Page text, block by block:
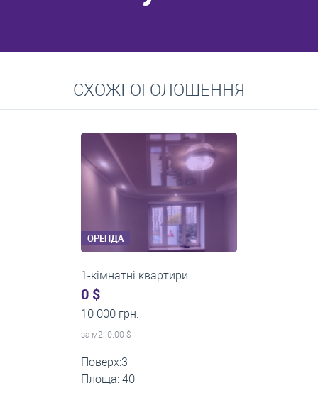
Середні ціни на довготривалу оренду квартир, особняків,
кімнат
СХОЖІ ОГОЛОШЕННЯ
ОРЕНДА
1-кімнатні квартири
0 $
11 200 грн.
за м2: 0.00 $
Поверх:1
Площа: 35